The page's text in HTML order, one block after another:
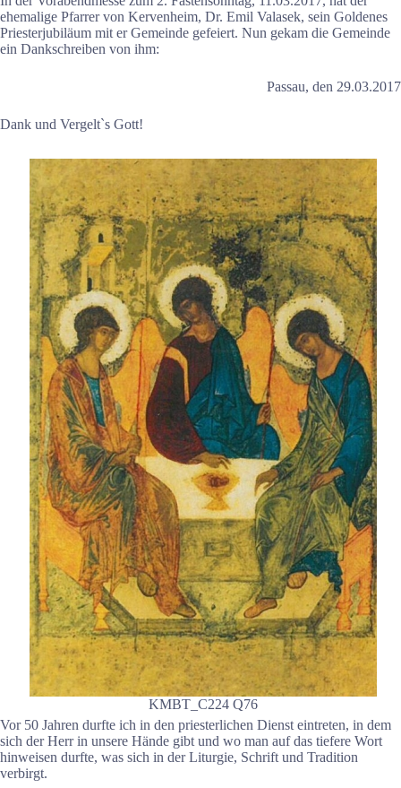
ehemalige Pfarrer von Kervenheim, Dr. Emil Valasek, sein Goldenes
Priesterjubiläum mit er Gemeinde gefeiert. Nun gekam die Gemeinde
ein Dankschreiben von ihm:
Passau, den 29.03.2017
Dank und Vergelt`s Gott!
KMBT_C224 Q76
Vor 50 Jahren durfte ich in den priesterlichen Dienst eintreten, in dem
sich der Herr in unsere Hände gibt und wo man auf das tiefere Wort
hinweisen durfte, was sich in der Liturgie, Schrift und Tradition
verbirgt.